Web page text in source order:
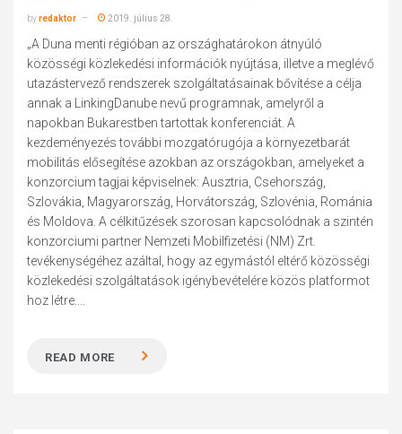
byredaktor 2019. július 28.
„A Duna menti régióban az országhatárokon átnyúló
közösségi közlekedési információk nyújtása, illetve a meglévő
utazástervező rendszerek szolgáltatásainak bővítése a célja
annak a LinkingDanube nevű programnak, amelyről a
napokban Bukarestben tartottak konferenciát. A
kezdeményezés további mozgatórugója a környezetbarát
mobilitás elősegítése azokban az országokban, amelyeket a
konzorcium tagjai képviselnek: Ausztria, Csehország,
Szlovákia, Magyarország, Horvátország, Szlovénia, Románia
és Moldova. A célkitűzések szorosan kapcsolódnak a szintén
konzorciumi partner Nemzeti Mobilfizetési (NM) Zrt.
tevékenységéhez azáltal, hogy az egymástól eltérő közösségi
közlekedési szolgáltatások igénybevételére közös platformot
hoz létre....
READ MORE